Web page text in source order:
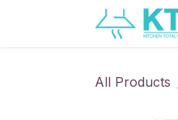
All Products